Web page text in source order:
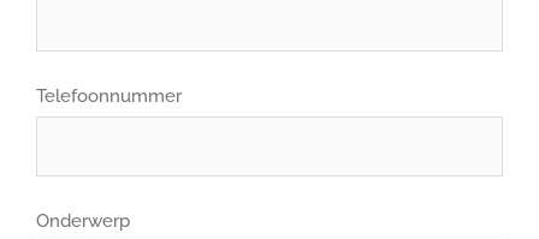
Telefoonnummer
Onderwerp